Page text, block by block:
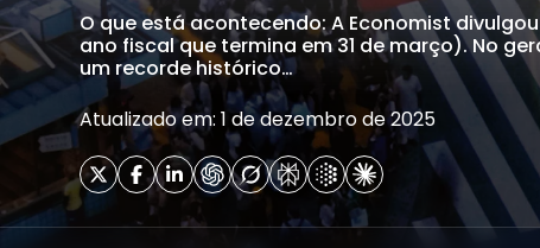
O que está acontecendo: A Economist
ano fiscal que termina em 31 de março). No
um recorde histórico…
Atualizado em: 1 de dezembro de 2025